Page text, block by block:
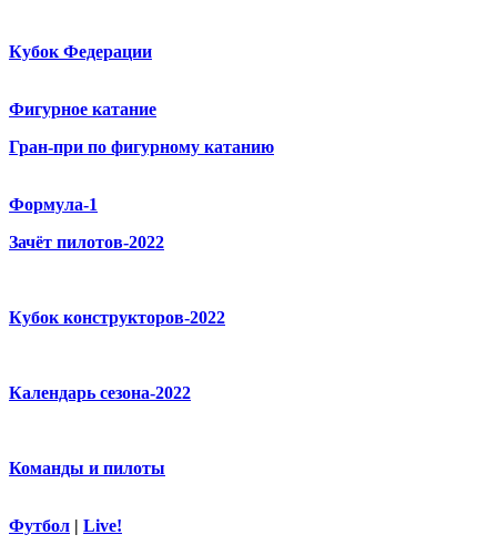
Кубок Федерации
Фигурное катание
Гран-при по фигурному катанию
Формула-1
Зачёт пилотов-2022
Кубок конструкторов-2022
Календарь сезона-2022
Команды и пилоты
Футбол | Live!